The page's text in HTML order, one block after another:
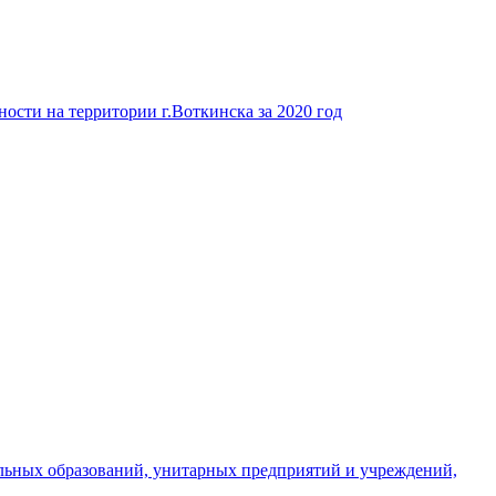
на территории г.Воткинска за 2020 год
образований, унитарных предприятий и учреждений,